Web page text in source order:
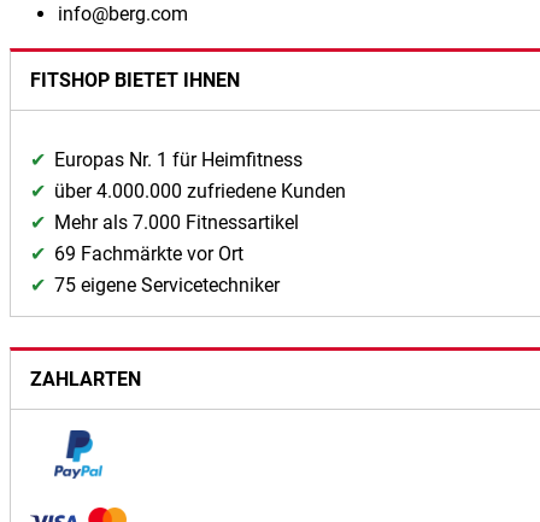
info@berg.com
FITSHOP BIETET IHNEN
Europas Nr. 1 für Heimfitness
über 4.000.000 zufriedene Kunden
Mehr als 7.000 Fitnessartikel
69 Fachmärkte vor Ort
75 eigene Servicetechniker
ZAHLARTEN